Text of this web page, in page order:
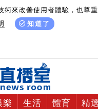
來改善使用者體驗，也尊
知道了
樂 生活 體育 精